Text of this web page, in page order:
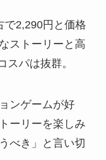
で2,290円と価格
ストーリーと高
スパは抜群。
ンゲームが好
ーリーを楽しみ
べき」と言い切